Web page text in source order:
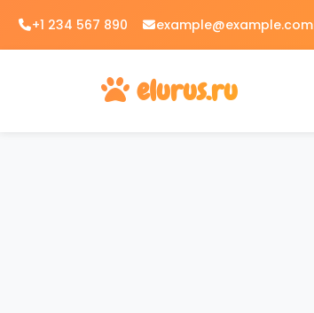
content
+1 234 567 890 example@example.com
elurus.ru